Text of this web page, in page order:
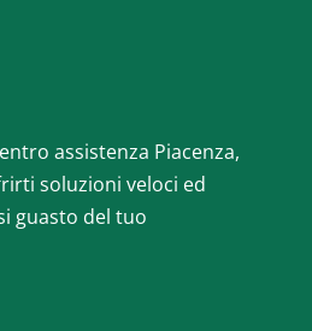
assistenza Piacenza,
soluzioni veloci ed
guasto del tuo